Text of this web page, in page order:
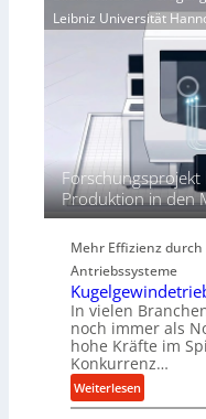
j
e
r
r
i
e
P
r
f
o
r
m
a
n
c
Leibniz Universität
Produktion in den
Mehr Effizienz
Antriebssysteme
In vielen
noch immer als
hohe Kräfte im
Konkurrenz…
Weiterlesen:
K